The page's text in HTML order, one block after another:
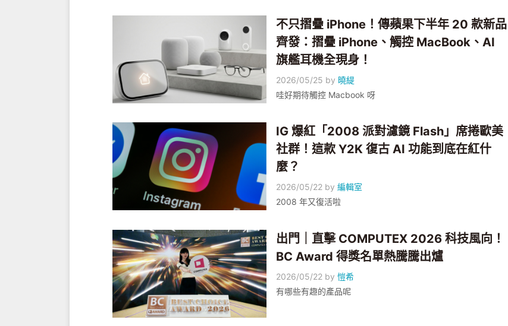
不只摺疊 iPhone！傳蘋果下半年 20 款新品
齊發：摺疊 iPhone、觸控 MacBook、AI
旗艦耳機全現身！
2026/05/25 by 曉緹
哇好期待觸控 Macbook 呀
IG 爆紅「2008 派對濾鏡 Flash」席捲歐美
社群！這款 Y2K 復古 AI 功能到底在紅什
麼？
2026/05/22 by編輯室
2008 年又復活啦
出門｜直擊 COMPUTEX 2026 科技風向！
BC Award 得獎名單熱騰騰出爐
2026/05/22 by愷希
有哪些有趣的產品呢